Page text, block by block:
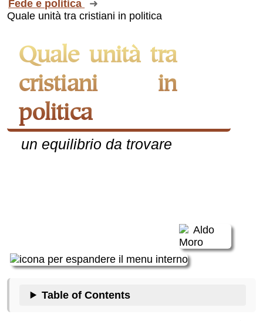
Fede e politica
Quale unità tra cristiani in politica
Quale unità tra
cristiani in
politica
un equilibrio da trovare
Table of Contents